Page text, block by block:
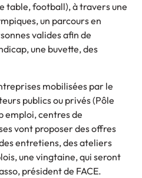
table, football), à travers une
un parcours en
valides afin de
une buvette, des
mobilisées par le
publics ou privés (Pôle
emploi, centres de
vont proposer des offres
entretiens, des ateliers
une vingtaine, qui seront
président de FACE.